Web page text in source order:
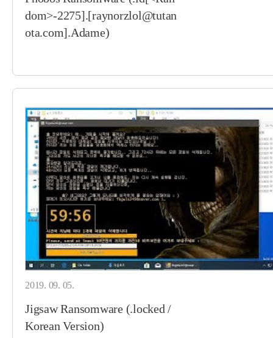
dom>-2275].[raynorzlol@tutan
ota.com].Adame)
2019. 09. 05.
Jigsaw Ransomware (.locked /
Korean Version)